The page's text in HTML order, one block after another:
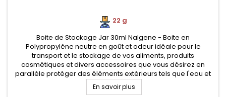
22 g
Boite de Stockage Jar 30ml Nalgene - Boite en
Polypropylène neutre en goût et odeur idéale pour le
transport et le stockage de vos aliments, produits
cosmétiques et divers accessoires que vous désirez en
parallèle protéger des éléments extérieurs tels que l'eau et
la poussière. Conteneur alimentaire pratique au camping,
survie et voyage.
En savoir plus